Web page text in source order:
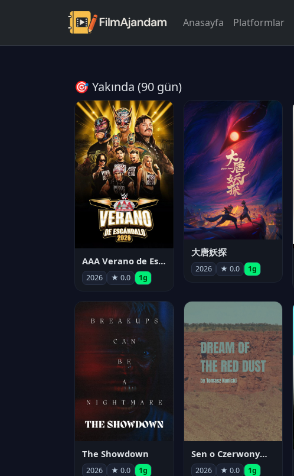
Anasayfa Platformlar
🎯 Yakında (90 gün)
AAA Verano de Escándalo 2026 - Week 3
2026 ★ 0.0 1g
大唐妖探
2026 ★ 0.0 1g
The Showdown
2026 ★ 0.0 1g
Sen o Czerwonym Pyle
2026 ★ 0.0 1g